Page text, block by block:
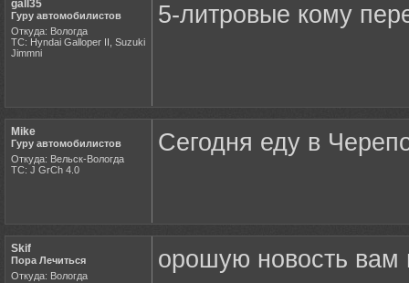
gall35
Гуру автомобилистов
Откуда: Вологда
ТС: Hyndai Galloper II, Suzuki
Jimmni
5-литровые кому
Mike
Гуру автомобилистов
Откуда: Вельск-Вологда
ТС: J GrCh 4.0
Сегодня еду в
Skif
Пора Лечиться
Откуда: Вологда
орошую новость вам